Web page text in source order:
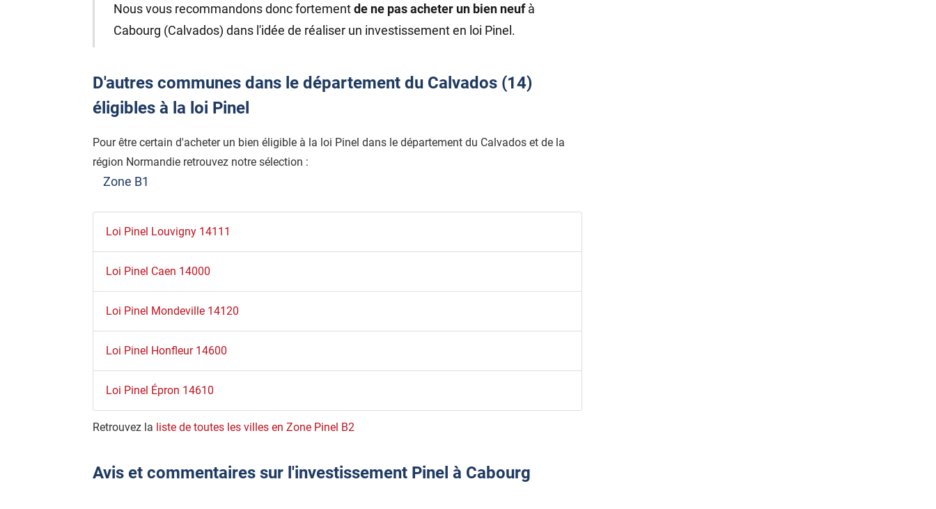
Nous vous recommandons donc fortementde ne pas acheter un bien neufà
Cabourg (Calvados) dans l'idée de réaliser un investissement en loi Pinel.
D'autres communes dans le département du Calvados (14)
éligibles à la loi Pinel
Pour être certain d'acheter un bien éligible à la loi Pinel dans le département du Calvados et de la
région Normandie retrouvez notre sélection :
Zone B1
Loi Pinel Louvigny 14111
Loi Pinel Caen 14000
Loi Pinel Mondeville 14120
Loi Pinel Honfleur 14600
Loi Pinel Épron 14610
Retrouvez la liste de toutes les villes en Zone Pinel B2
Avis et commentaires sur l'investissement Pinel à Cabourg